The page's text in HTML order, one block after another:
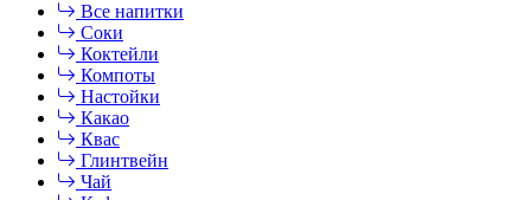
Все напитки
Соки
Коктейли
Компоты
Настойки
Какао
Квас
Глинтвейн
Чай